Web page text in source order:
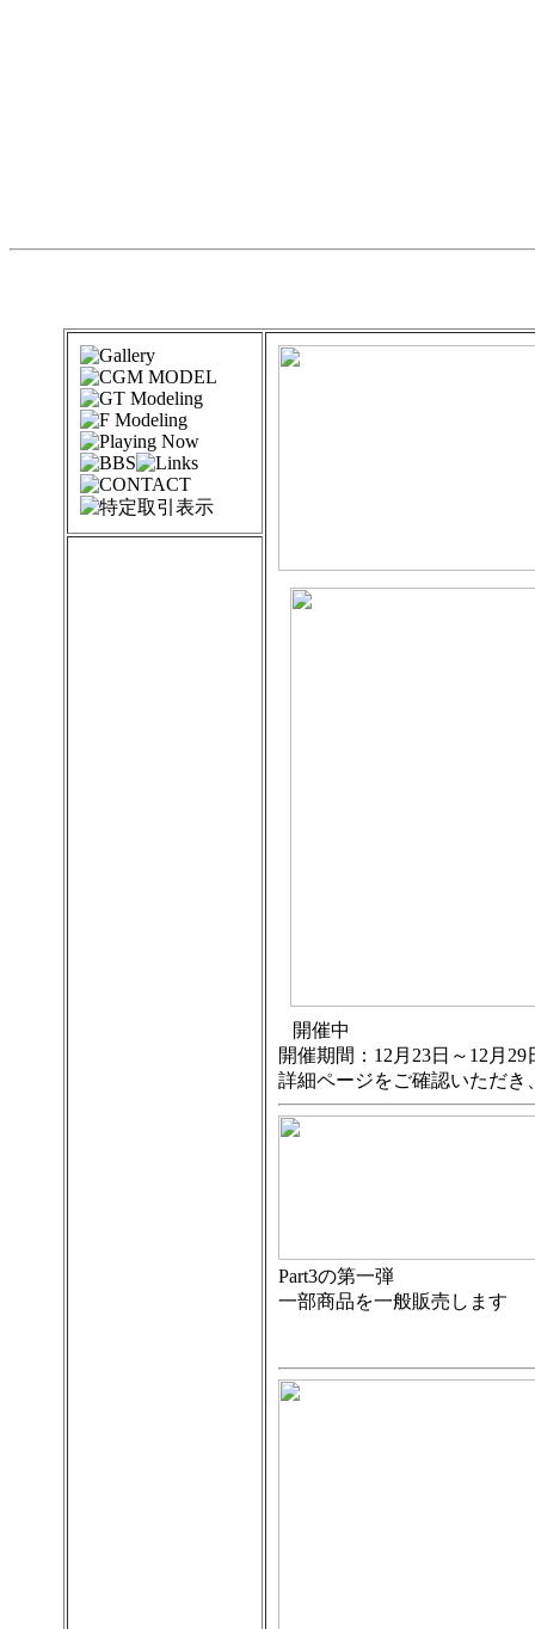
開催中
開催期間：12月23日～12月29
詳細ページをご確認いただ
Part3の第一弾
一部商品を一般販売します